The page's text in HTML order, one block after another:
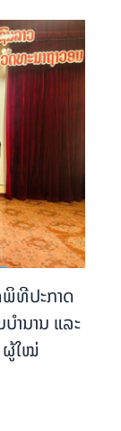
ທີປະກາດ
ຳນານ ແລະ
ຜູ້ໃໝ່